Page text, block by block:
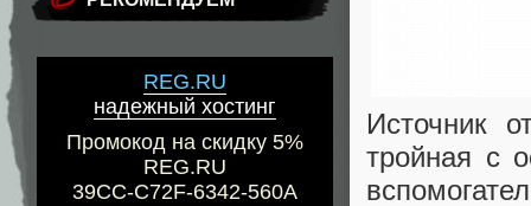
REG.RU
надежный хостинг
Промокод на скидку 5%
REG.RU
39CC-C72F-6342-560A
Источник
тройная с